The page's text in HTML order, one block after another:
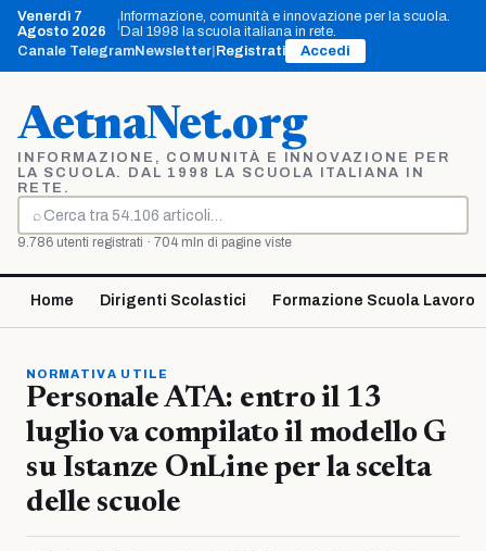
Vai
contenuto
Venerdì 7
Agosto 2026
Informazione, comunità e innovazione per la scuola.
Dal 1998 la scuola italiana in rete.
Canale TelegramNewsletter Registrati Accedi
AetnaNet.org
INFORMAZIONE, COMUNITÀ E INNOVAZIONE PER
LA SCUOLA. DAL 1998 LA SCUOLA ITALIANA IN
RETE.
⌕
Cerca
9.786 utenti registrati · 704 mln di pagine viste
Home Dirigenti Scolastici Formazione Scuola Lavoro
NORMATIVA UTILE
Personale ATA: entro il 13
luglio va compilato il modello G
su Istanze OnLine per la scelta
delle scuole